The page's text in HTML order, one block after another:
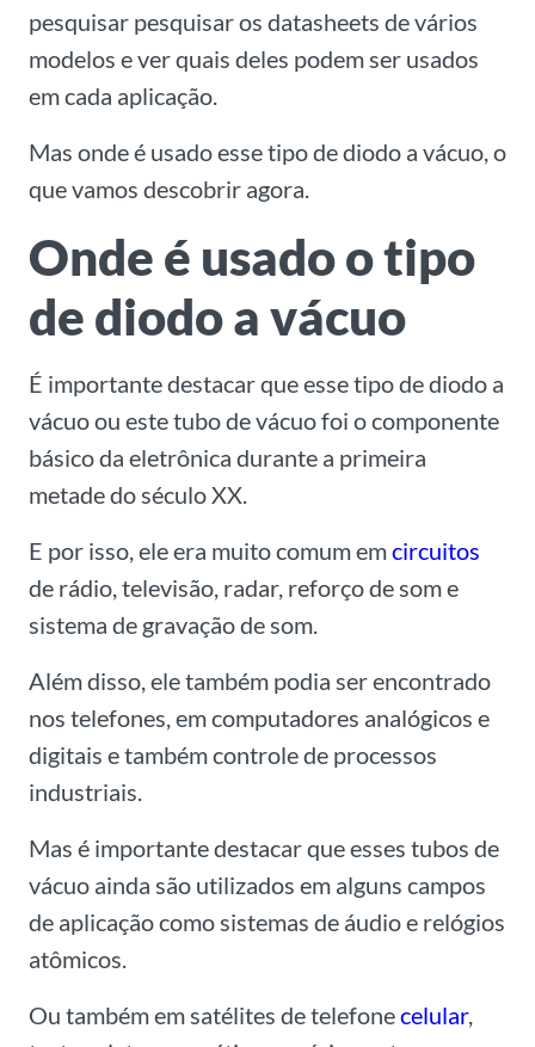
pesquisar pesquisar os datasheets de vários
modelos e ver quais deles podem ser usados
em cada aplicação.
Mas onde é usado esse tipo de diodo a vácuo, o
que vamos descobrir agora.
Onde é usado o tipo
de diodo a vácuo
É importante destacar que esse tipo de diodo a
vácuo ou este tubo de vácuo foi o componente
básico da eletrônica durante a primeira
metade do século XX.
E por isso, ele era muito comum emcircuitos
de rádio, televisão, radar, reforço de som e
sistema de gravação de som.
Além disso, ele também podia ser encontrado
nos telefones, em computadores analógicos e
digitais e também controle de processos
industriais.
Mas é importante destacar que esses tubos de
vácuo ainda são utilizados em alguns campos
de aplicação como sistemas de áudio e relógios
atômicos.
Ou também em satélites de telefonecelular,